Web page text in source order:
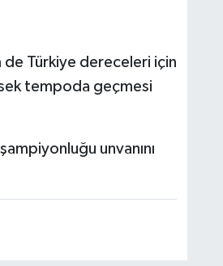
de Türkiye dereceleri için
tempoda geçmesi
unvanını